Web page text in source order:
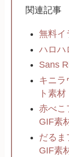
関連記事
無料イ
ハロハ
Sans
キニラ
ト素材
赤べこ
GIF素
だるま
GIF素